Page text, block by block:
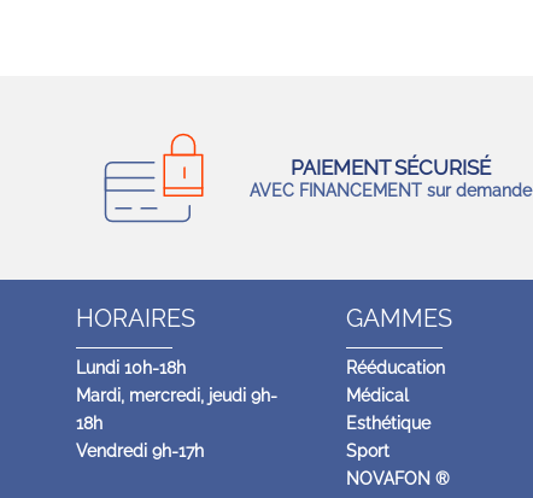
PAIEMENT SÉCURISÉ
AVEC FINANCEMENT sur demande
HORAIRES
Lundi 10h-18h
Mardi, mercredi, jeudi 9h-
18h
Vendredi 9h-17h
GAMMES
Rééducation
Médical
Esthétique
Sport
NOVAFON ®